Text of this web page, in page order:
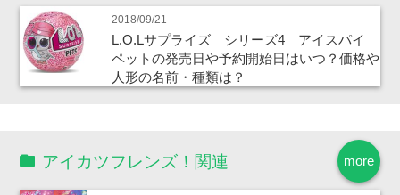
2018/09/21
L.O.Lサプライズ シリーズ4 アイスパイ
ペットの発売日や予約開始日はいつ？価格や
人形の名前・種類は？
more
アイカツフレンズ！関連